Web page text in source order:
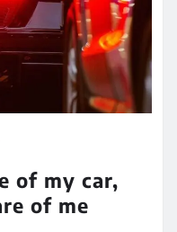
of my car,
of me